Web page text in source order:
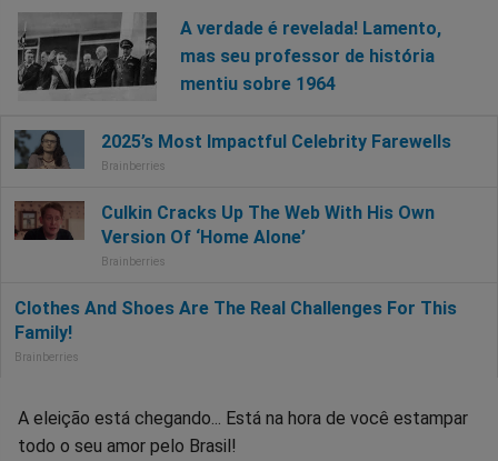
A verdade é revelada! Lamento,
mas seu professor de história
mentiu sobre 1964
A eleição está chegando... Está na hora de você estampar
todo o seu amor pelo Brasil!